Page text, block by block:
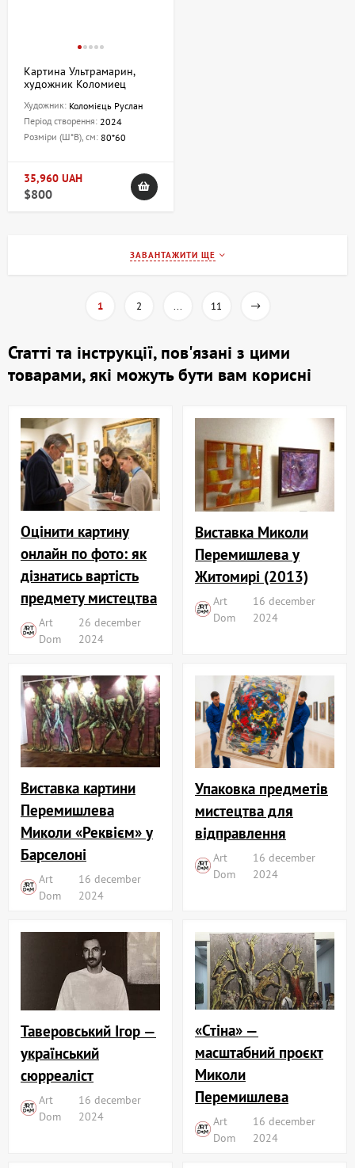
Картина Ультрамарин,
художник Коломиец
Художник: Коломієць Руслан
Період створення: 2024
Розміри (Ш*В), см: 80*60
35,960 UAH
$800
ЗАВАНТАЖИТИ ЩЕ
1 2 ... 11
Статті та інструкції, пов'язані з цими
товарами, які можуть бути вам корисні
Оцінити картину
онлайн по фото: як
дізнатись вартість
предмету мистецтва
Art
Dom
26 december
2024
Виставка Миколи
Перемишлева у
Житомирі (2013)
Art
Dom
16 december
2024
Виставка картини
Перемишлева
Миколи «Реквієм» у
Барселоні
Art
Dom
16 december
2024
Упаковка предметів
мистецтва для
відправлення
Art
Dom
16 december
2024
Таверовський Ігор —
український
сюрреаліст
Art
Dom
16 december
2024
«Стіна» —
масштабний проєкт
Миколи
Перемишлева
Art
Dom
16 december
2024